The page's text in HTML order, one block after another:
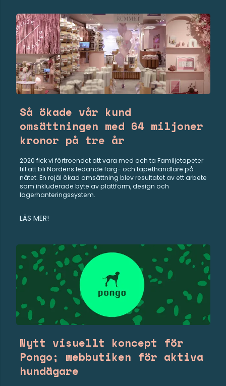
Så ökade vår kund
omsättningen med 64 miljoner
kronor på tre år
2020 fick vi förtroendet att vara med och ta Familjetapeter
till att bli Nordens ledande färg- och tapethandlare på
nätet. En rejäl ökad omsättning blev resultatet av ett arbete
som inkluderade byte av plattform, design och
lagerhanteringssystem.
LÄS MER!
Nytt visuellt koncept för
Pongo; webbutiken för aktiva
hundägare